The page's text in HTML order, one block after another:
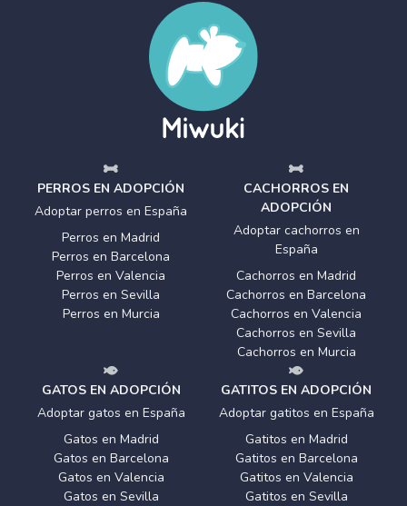
PERROS EN ADOPCIÓN
Adoptar perros en España
Perros en Madrid
Perros en Barcelona
Perros en Valencia
Perros en Sevilla
Perros en Murcia
CACHORROS EN
ADOPCIÓN
Adoptar cachorros en
España
Cachorros en Madrid
Cachorros en Barcelona
Cachorros en Valencia
Cachorros en Sevilla
Cachorros en Murcia
GATOS EN ADOPCIÓN
Adoptar gatos en España
Gatos en Madrid
Gatos en Barcelona
Gatos en Valencia
Gatos en Sevilla
GATITOS EN ADOPCIÓN
Adoptar gatitos en España
Gatitos en Madrid
Gatitos en Barcelona
Gatitos en Valencia
Gatitos en Sevilla